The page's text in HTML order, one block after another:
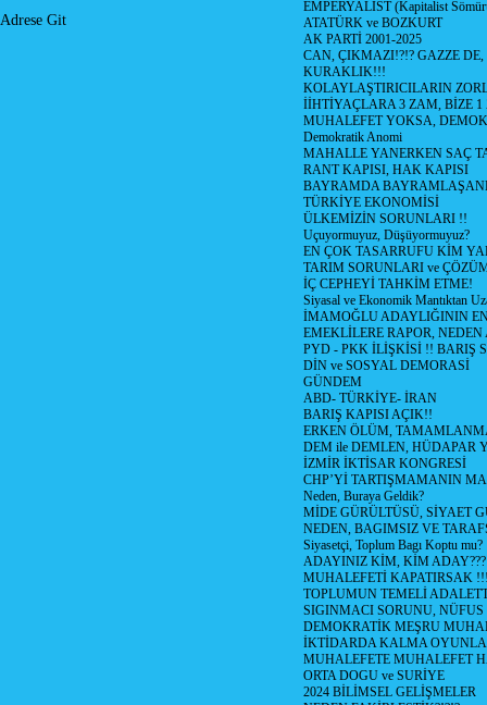
Adrese Git
EMPERYALİST (Kapitalist
ATATÜRK ve BOZKURT
AK PARTİ 2001-2025
CAN, ÇIKMAZI!?!? GAZZE
KURAKLIK!!!
KOLAYLAŞTIRICILARIN
İİHTİYAÇLARA 3 ZAM, BİZE
MUHALEFET YOKSA,
Demokratik Anomi
MAHALLE YANERKEN SAÇ
RANT KAPISI, HAK KAPISI
BAYRAMDA
TÜRKİYE EKONOMİSİ
ÜLKEMİZİN SORUNLARI !!
Uçuyormuyuz, Düşüyormuyuz?
EN ÇOK TASARRUFU KİM
TARIM SORUNLARI ve
İÇ CEPHEYİ TAHKİM ETME!
Siyasal ve Ekonomik Mantıktan
İMAMOĞLU ADAYLIĞININ
EMEKLİLERE RAPOR,
PYD - PKK İLİŞKİSİ !! BARIŞ
DİN ve SOSYAL DEMORASİ
GÜNDEM
ABD- TÜRKİYE- İRAN
BARIŞ KAPISI AÇIK!!
ERKEN ÖLÜM,
DEM ile DEMLEN, HÜDAPAR
İZMİR İKTİSAR KONGRESİ
CHP’Yİ TARTIŞMAMANIN
Neden, Buraya Geldik?
MİDE GÜRÜLTÜSÜ, SİYAET
NEDEN, BAGIMSIZ VE
Siyasetçi, Toplum Bagı Koptu mu?
ADAYINIZ KİM, KİM ADAY???
MUHALEFETİ KAPATIRSAK
TOPLUMUN TEMELİ
SIGINMACI SORUNU,
DEMOKRATİK MEŞRU
İKTİDARDA KALMA
MUHALEFETE MUHALEFET
ORTA DOGU ve SURİYE
2024 BİLİMSEL GELİŞMELER